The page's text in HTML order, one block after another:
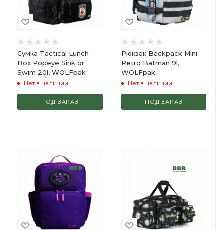
Сумка Tactical Lunch
Box Popeye Sink or
Swim 20l, WOLFpak
Нет в наличии
ПОД ЗАКАЗ
Рюкзак Backpack Mini
Retro Batman 9l,
WOLFpak
Нет в наличии
ПОД ЗАКАЗ